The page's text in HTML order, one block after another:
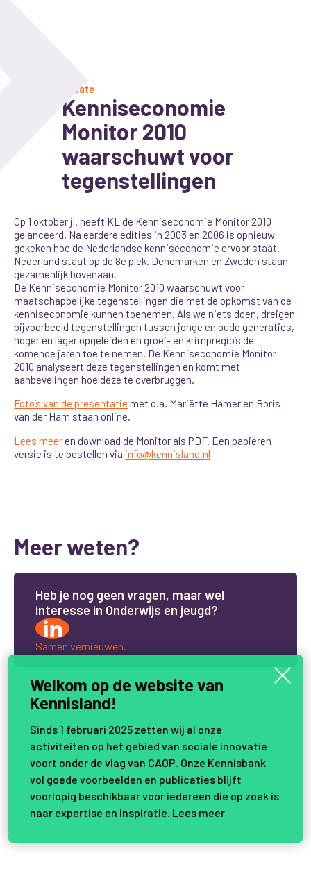
Update
Kenniseconomie
Monitor 2010
waarschuwt voor
tegenstellingen
Op 1 oktober jl. heeft KL de Kenniseconomie Monitor 2010
gelanceerd. Na eerdere edities in 2003 en 2006 is opnieuw
gekeken hoe de Nederlandse kenniseconomie ervoor staat.
Nederland staat op de 8e plek. Denemarken en Zweden staan
gezamenlijk bovenaan.
De Kenniseconomie Monitor 2010 waarschuwt voor
maatschappelijke tegenstellingen die met de opkomst van de
kenniseconomie kunnen toenemen. Als we niets doen, dreigen
bijvoorbeeld tegenstellingen tussen jonge en oude generaties,
hoger en lager opgeleiden en groei- en krimpregio’s de
komende jaren toe te nemen. De Kenniseconomie Monitor
2010 analyseert deze tegenstellingen en komt met
aanbevelingen hoe deze te overbruggen.
Foto’s van de presentatie met o.a. Mariëtte Hamer en Boris
van der Ham staan online.
Lees meeren download de Monitor als PDF. Een papieren
versie is te bestellen via info@kennisland.nl
Meer weten?
Heb je nog geen vragen, maarwel
interesse in Onderwijs en jeugd?
Samen vernieuwen.
Welkom op de website van
Kennisland!
Sinds 1 februari 2025 zetten wij al onze
activiteiten op het gebied van sociale innovatie
voort onder de vlag van CAOP . Onze Kennisbank
vol goede voorbeelden en publicaties blijft
voorlopig beschikbaar voor iedereen die op zoek is
naar expertise en inspiratie. Lees meer